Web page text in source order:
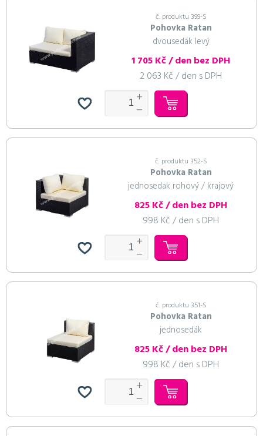
č. produktu 399-S
Pohovka Ratan
dvousedák levý
1 705 Kč / den bez DPH
2 063 Kč / den s DPH
č. produktu 352-S
Pohovka Ratan
jednosedak rohový / krajový
825 Kč / den bez DPH
998 Kč / den s DPH
č. produktu 351-S
Pohovka Ratan
jednosedák
825 Kč / den bez DPH
998 Kč / den s DPH